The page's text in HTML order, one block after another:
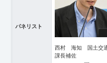
パネリスト
西村 海知 国土交通
課長補佐